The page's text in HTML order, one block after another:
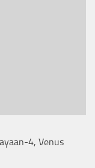
4, Venus